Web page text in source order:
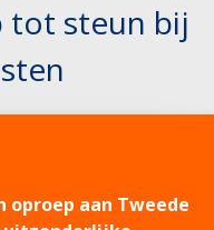
tot steun bij
oproep aan Tweede